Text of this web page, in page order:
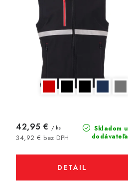
r
d
u
t
o
v
Skladom u
dodávateľa
34,92 € bez DPH
42,95 € / ks
DETAIL